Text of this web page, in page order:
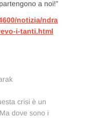
a noi!”
notizia/ndra
i-tanti.html
crisi è un
dove sono i